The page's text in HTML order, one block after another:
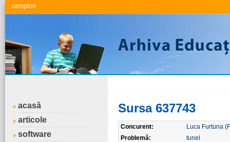
.campion
acasă
articole
software
Sursa 637743
Concurent:
Luca Furtuna
Problemă:
tunel